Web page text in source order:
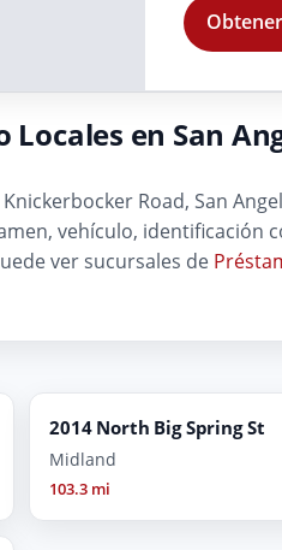
Locales en San
Knickerbocker Road, San
vehículo, identificación
ver sucursales de
2014 North Big Spring St
Midland
103.3 mi